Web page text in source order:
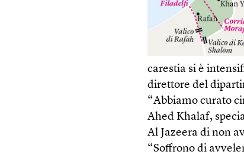
carestia si è
direttore del
“Abbiamo curato
Ahed Khalaf,
Al Jazeera di non
“Soffrono di